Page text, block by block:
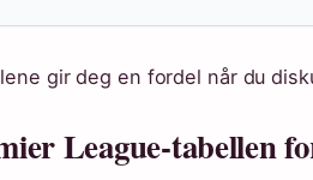
gir deg en fordel når du
League-tabellen